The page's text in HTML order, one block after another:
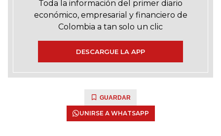
Toda la información del primer diario
económico, empresarial y financiero de
Colombia a tan solo un clic
DESCARGUE LA APP
GUARDAR
UNIRSE A WHATSAPP